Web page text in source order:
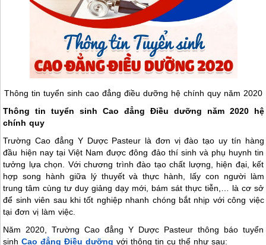
Thông tin tuyển sinh cao đẳng điều dưỡng hệ chính quy năm 2020
Thông tin tuyển sinh Cao đẳng Điều dưỡng năm 2020 hệ
chính quy
Trường Cao đẳng Y Dược Pasteur là đơn vị đào tạo uy tín hàng
đầu hiện nay tại Việt Nam được đông đảo thí sinh và phụ huynh tin
tưởng lựa chọn. Với chương trình đào tạo chất lượng, hiện đại, kết
hợp song hành giữa lý thuyết và thực hành, lấy con người làm
trung tâm cùng tư duy giảng dạy mới, bám sát thực tiễn,… là cơ sở
để sinh viên sau khi tốt nghiệp nhanh chóng bắt nhịp với công việc
tại đơn vị làm việc.
Năm 2020, Trường Cao đẳng Y Dược Pasteur thông báo tuyển
sinhCao đẳng Điều dưỡng với thông tin cụ thể như sau: